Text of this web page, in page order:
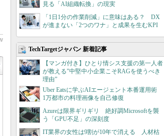
見る「AI組織転換」の現実
「1日1分の作業削減」に意味はある？ DX
が進まない「2つのワナ」と成果を生むKPI
TechTargetジャパン 新着記事
【マンガ付き】ひとり情シス支援の第一人者
が教える”中堅中小企業こそRAGを使うべき
理由”
Uber Eatsに学ぶAIエージェント本番運用術
1万都市の料理画像を自己修復
Azureは限界ギリギリ 絶好調Microsoftを襲
う「GPU不足」の深刻度
IT業界の女性は9割が10年で消える 人材枯